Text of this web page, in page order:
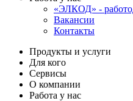
«ЭЛКОД» -
Вакансии
Контакты
Продукты и услуги
Для кого
Сервисы
О компании
Работа у нас